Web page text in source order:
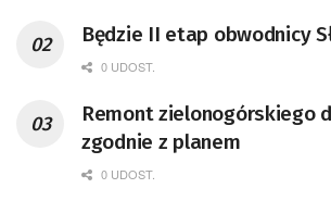
Będzie II etap obwodnicy
0 UDOST.
Remont zielonogórskiego
zgodnie z planem
0 UDOST.